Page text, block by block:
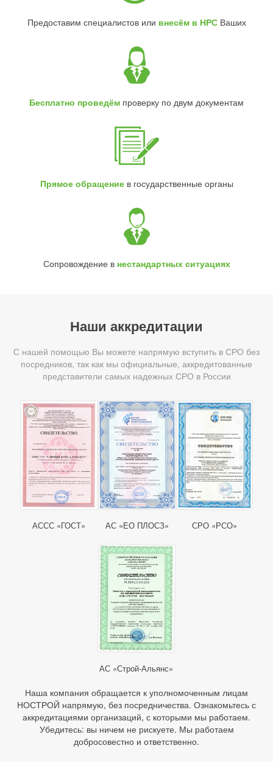
Предоставим специалистов или внесём в НРСВаших
Бесплатно проведём проверку по двум документам
Прямое обращениев государственные органы
Сопровождение в нестандартных ситуациях
Наши аккредитации
С нашей помощью Вы можете напрямую вступить в СРО без
посредников, так как мы официальные, аккредитованные
представители самых надежных СРО в России
АССС «ГОСТ» АС «ЕО ПЛОСЗ» СРО «РСО»
АС «Строй-Альянс»
Наша компания обращается к уполномоченным лицам
НОСТРОЙ напрямую, без посредничества. Ознакомьтесь с
аккредитациями организаций, с которыми мы работаем.
Убедитесь: вы ничем не рискуете. Мы работаем
добросовестно и ответственно.